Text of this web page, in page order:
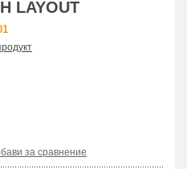
LAYOUT
за сравнение